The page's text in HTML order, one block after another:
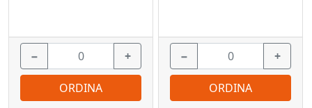
− +
ORDINA
− +
ORDINA